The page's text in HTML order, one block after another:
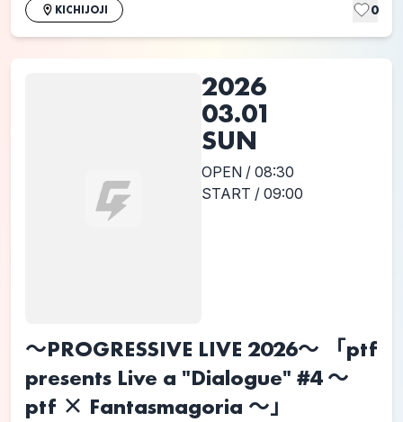
KICHIJOJI 0
2026
03.01
SUN
OPEN / 08:30
START / 09:00
～PROGRESSIVE LIVE 2026～ 「ptf
presents Live a "Dialogue" #4 ～
ptf × Fantasmagoria ～」